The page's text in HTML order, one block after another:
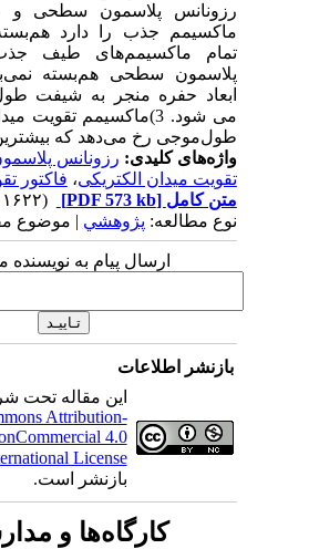
رزونانس پلاسمون سطحی و
ماکسیمم جذب را دارد هم‌بسته
تمام ماکسیمم‌های طیف جذب
ابعاد حفره منجر به شیفت
می شود. 3)ماکسیمم تقویت
طول‌موجی رخ می‌دهد که بیشترین
واژه‌های کلیدی:رزونانس
تقویت میدان الکتریکی،فاکتور
متن کامل[PDF 573 kb]
نوع مطالعه:پژوهشي| موضوع
ارسال پیام به نویسنده
بازنشر اطلاعات
این مقاله تحت
Attribution-
4.0
License
بازنشر است.
کارگاه‌ها و